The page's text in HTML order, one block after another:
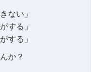
ない」
する」
する」
か？